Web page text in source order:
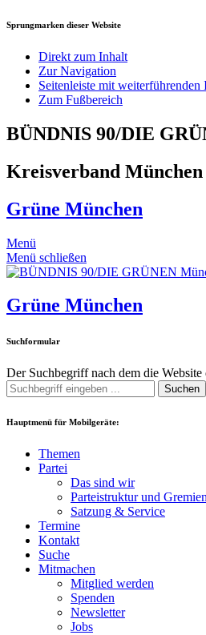
Sprungmarken dieser Website
Direkt zum Inhalt
Zur Navigation
Seitenleiste mit weiterführenden
Zum Fußbereich
BÜNDNIS 90/DIE
Kreisverband München
Grüne München
Menü
Menü schließen
Grüne München
Suchformular
Der Suchbegriff nach dem die
Suchen
Hauptmenü für Mobilgeräte:
Themen
Partei
Das sind wir
Parteistruktur und Gremien
Satzung & Service
Termine
Kontakt
Suche
Mitmachen
Mitglied werden
Spenden
Newsletter
Jobs